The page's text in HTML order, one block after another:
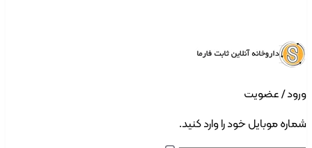
/ عضویت
موبایل خود را وارد کنید.